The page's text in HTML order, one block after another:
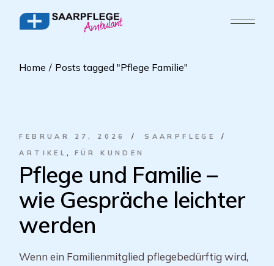
Home Posts tagged "Pflege Familie"
FEBRUAR 27, 2026
SAARPFLEGE
ARTIKEL
FÜR KUNDEN
Pflege und Familie –
wie Gespräche leichter
werden
Wenn ein Familienmitglied pflegebedürftig wird,